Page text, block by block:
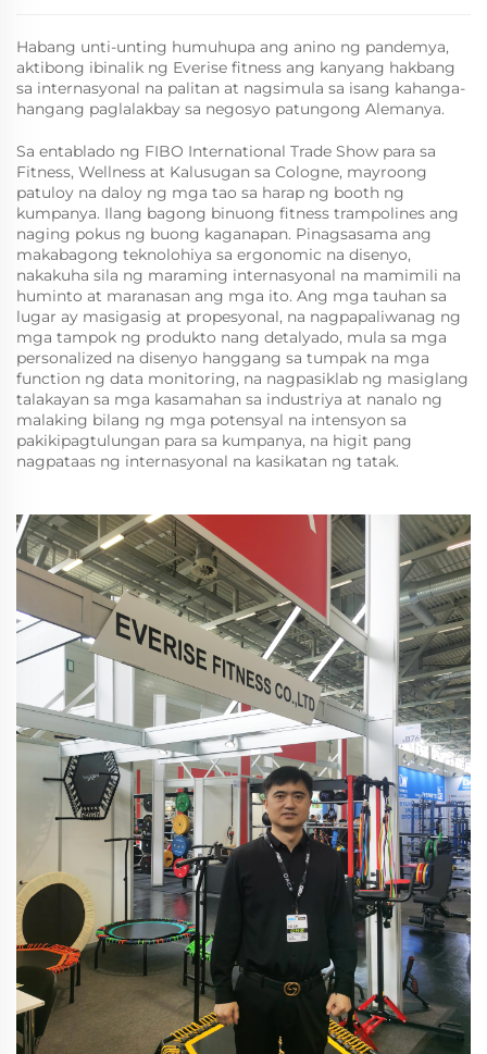
Habang unti-unting humuhupa ang anino ng pandemya,
aktibong ibinalik ng Everise fitness ang kanyang hakbang
sa internasyonal na palitan at nagsimula sa isang kahanga-
hangang paglalakbay sa negosyo patungong Alemanya.
Sa entablado ng FIBO International Trade Show para sa
Fitness, Wellness at Kalusugan sa Cologne, mayroong
patuloy na daloy ng mga tao sa harap ng booth ng
kumpanya. Ilang bagong binuong fitness trampolines ang
naging pokus ng buong kaganapan. Pinagsasama ang
makabagong teknolohiya sa ergonomic na disenyo,
nakakuha sila ng maraming internasyonal na mamimili na
huminto at maranasan ang mga ito. Ang mga tauhan sa
lugar ay masigasig at propesyonal, na nagpapaliwanag ng
mga tampok ng produkto nang detalyado, mula sa mga
personalized na disenyo hanggang sa tumpak na mga
function ng data monitoring, na nagpasiklab ng masiglang
talakayan sa mga kasamahan sa industriya at nanalo ng
malaking bilang ng mga potensyal na intensyon sa
pakikipagtulungan para sa kumpanya, na higit pang
nagpataas ng internasyonal na kasikatan ng tatak.